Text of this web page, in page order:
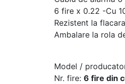
6 fire x 0.22 -Cu
Rezistent la
Ambalare la rola
Model /
Nr. fire: 6 fire din